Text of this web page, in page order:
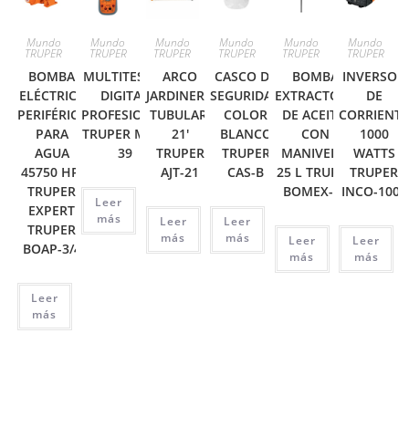
Mundo
TRUPER
BOMBA
ELÉCTRICA
PERIFÉRICA
PARA
AGUA
45750 HP,
TRUPER
EXPERT
TRUPER
BOAP-3/4
Leer
más
Mundo
TRUPER
MULTITESTER
DIGITAL
PROFESIONAL
TRUPER MUT-
39
Leer
más
Mundo
TRUPER
ARCO
JARDINERO
TUBULAR,
21′
TRUPER
AJT-21
Leer
más
Mundo
TRUPER
CASCO DE
SEGURIDAD
COLOR
BLANCO
TRUPER
CAS-B
Leer
más
Mundo
TRUPER
BOMBA
EXTRACTORA
DE ACEITE,
CON
MANIVELA,
25 L TRUPER
BOMEX-25
Leer
más
Mundo
TRUPER
INVERSOR
DE
CORRIENTE
1000
WATTS
TRUPER
INCO-1000
Leer
más